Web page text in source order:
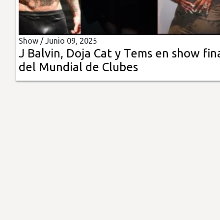
Insólitas
Multimedia
Impreso
Show /Junio 09, 2025
J Balvin, Doja Cat y Tems en show
del Mundial de Clubes